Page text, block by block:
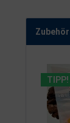
Zubehör
TIPP!